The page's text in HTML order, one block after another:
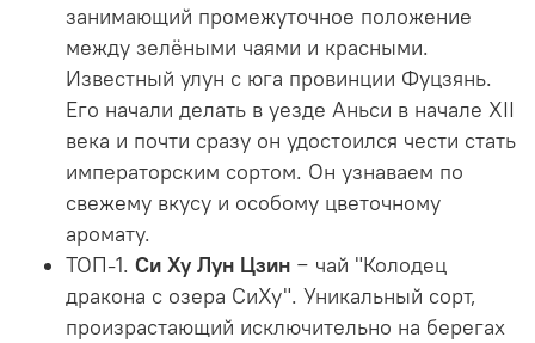
занимающий промежуточное положение
между зелёными чаями и красными.
Известный улун с юга провинции Фуцзянь.
Его начали делать в уезде Аньси в начале XII
века и почти сразу он удостоился чести стать
императорским сортом. Он узнаваем по
свежему вкусу и особому цветочному
аромату.
ТОП-1. Си Ху Лун Цзин − чай "Колодец
дракона с озера СиХу". Уникальный сорт,
произрастающий исключительно на берегах